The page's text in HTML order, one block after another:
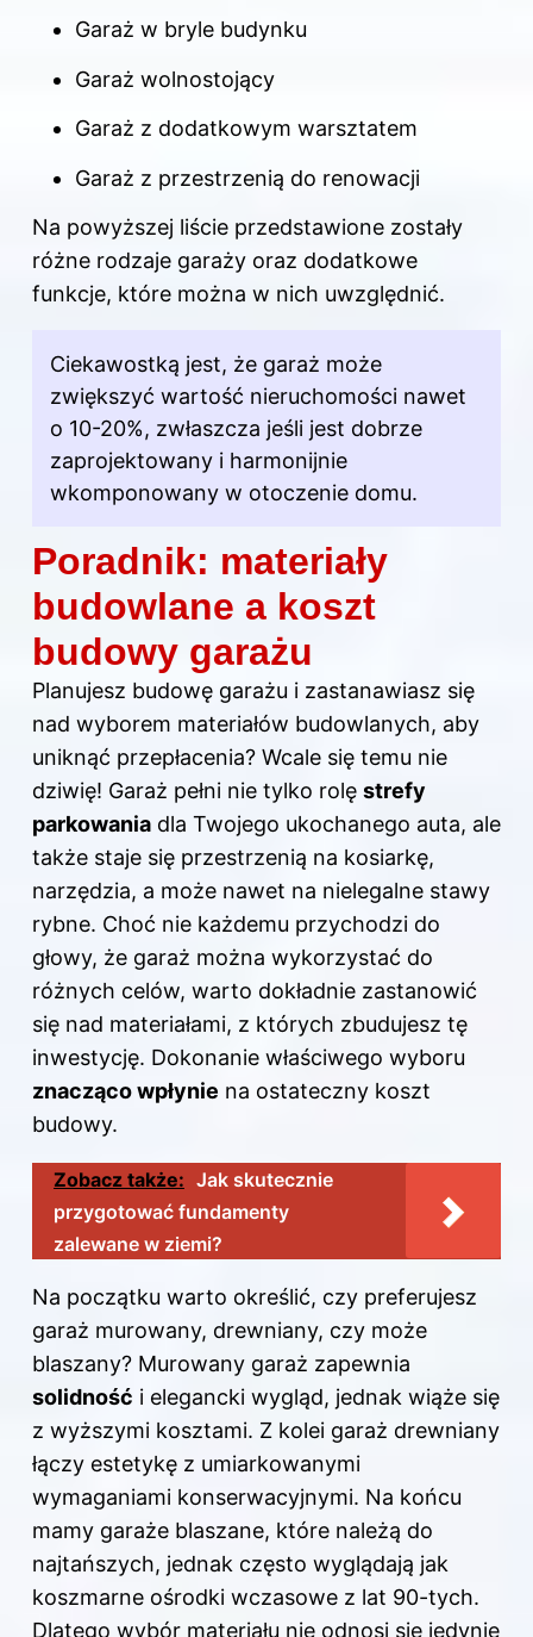
Garaż w bryle budynku
Garaż wolnostojący
Garaż z dodatkowym warsztatem
Garaż z przestrzenią do renowacji
Na powyższej liście przedstawione zostały
różne rodzaje garaży oraz dodatkowe
funkcje, które można w nich uwzględnić.
Ciekawostką jest, że garaż może
zwiększyć wartość nieruchomości nawet
o 10-20%, zwłaszcza jeśli jest dobrze
zaprojektowany i harmonijnie
wkomponowany w otoczenie domu.
Poradnik: materiały
budowlane a koszt
budowy garażu
Planujesz budowę garażu i zastanawiasz się
nad wyborem materiałów budowlanych, aby
uniknąć przepłacenia? Wcale się temu nie
dziwię! Garaż pełni nie tylko rolę strefy
parkowania dla Twojego ukochanego auta, ale
także staje się przestrzenią na kosiarkę,
narzędzia, a może nawet na nielegalne stawy
rybne. Choć nie każdemu przychodzi do
głowy, że garaż można wykorzystać do
różnych celów, warto dokładnie zastanowić
się nad materiałami, z których zbudujesz tę
inwestycję. Dokonanie właściwego wyboru
znacząco wpłynie na ostateczny koszt
budowy.
Zobacz także: Jak skutecznie
przygotować fundamenty
zalewane w ziemi?
Na początku warto określić, czy preferujesz
garaż murowany, drewniany, czy może
blaszany? Murowany garaż zapewnia
solidność i elegancki wygląd, jednak wiąże się
z wyższymi kosztami. Z kolei garaż drewniany
łączy estetykę z umiarkowanymi
wymaganiami konserwacyjnymi. Na końcu
mamy garaże blaszane, które należą do
najtańszych, jednak często wyglądają jak
koszmarne ośrodki wczasowe z lat 90-tych.
Dlatego wybór materiału nie odnosi się jedynie